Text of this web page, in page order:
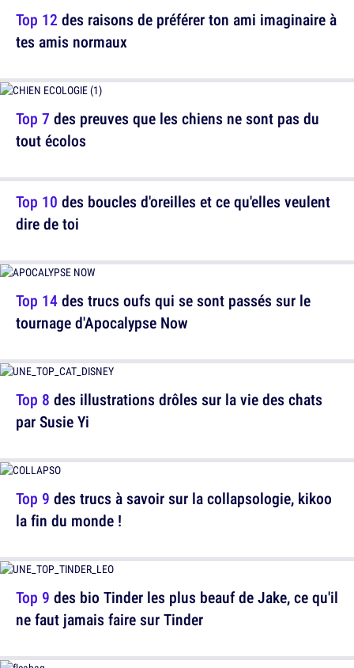
Top 7 des preuves que les chiens ne sont pas du
tout écolos
Top 14des trucs oufs qui se sont passés sur le
tournage d'Apocalypse Now
Top 9 des trucs à savoir sur la collapsologie, kikoo
la fin du monde !
Top 12 des raisons de préférer ton ami imaginaire à
tes amis normaux
Top 10 des boucles d'oreilles et ce qu'elles veulent
dire de toi
Top 8 des illustrations drôles sur la vie des chats
par Susie Yi
Top 9 des bio Tinder les plus beauf de Jake, ce qu'il
ne faut jamais faire sur Tinder